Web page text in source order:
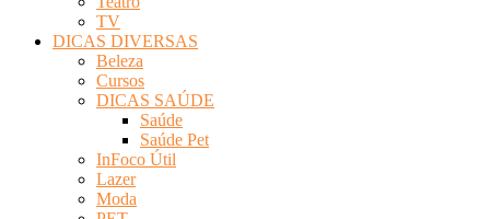
TV
DICAS DIVERSAS
Beleza
Cursos
DICAS SAÚDE
Saúde
Saúde Pet
InFoco Útil
Lazer
Moda